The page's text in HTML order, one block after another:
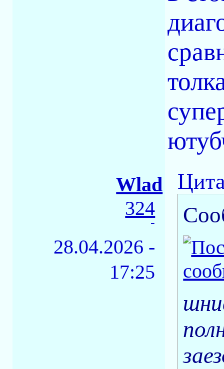
Wlad
324
-
28.04.2026 -
17:25